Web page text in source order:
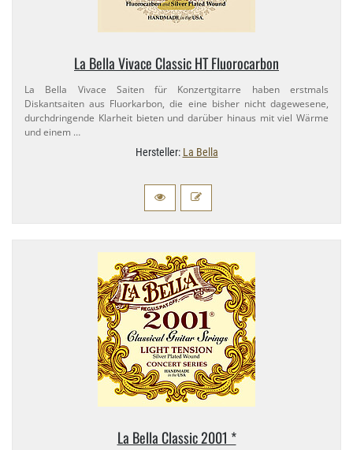
La Bella Vivace Classic HT Fluorocarbon
La Bella Vivace Saiten für Konzertgitarre haben erstmals
Diskantsaiten aus Fluorkarbon, die eine bisher nicht dagewesene,
durchdringende Klarheit bieten und darüber hinaus mit viel Wärme
und einem …
Hersteller: La Bella
La Bella Classic 2001 *